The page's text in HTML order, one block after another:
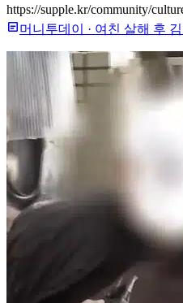
https://supple.kr/community/
머니투데이 · 여친 살해 후